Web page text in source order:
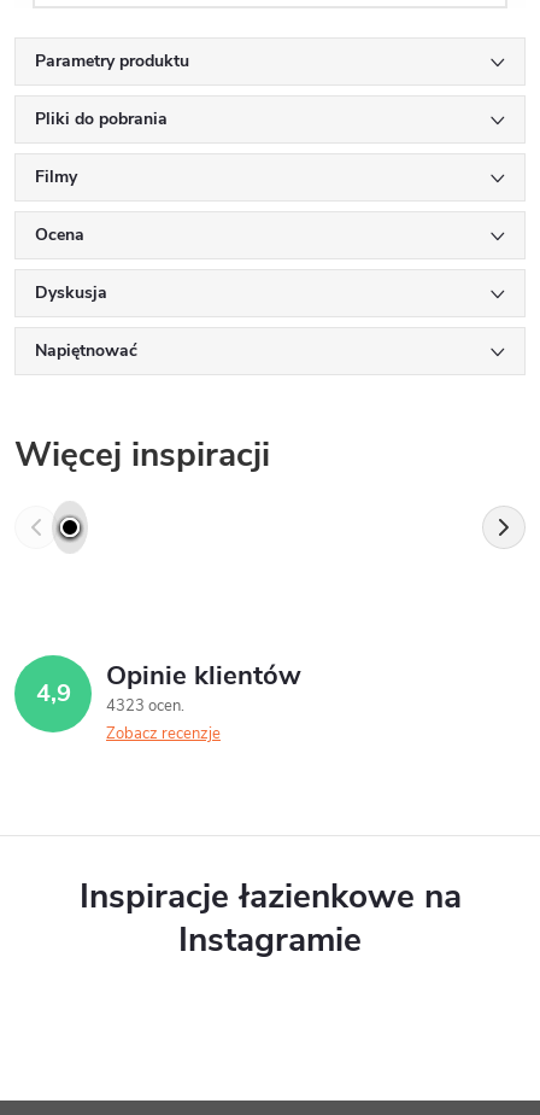
Parametry produktu
Pliki do pobrania
Filmy
Ocena
Dyskusja
Napiętnować
Więcej inspiracji
4,9 Opinie klientów
4323 ocen
Zobacz recenzje
Inspiracje łazienkowe na
Instagramie